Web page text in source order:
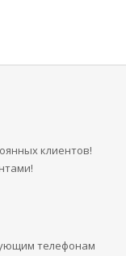
клиентов!
телефонам